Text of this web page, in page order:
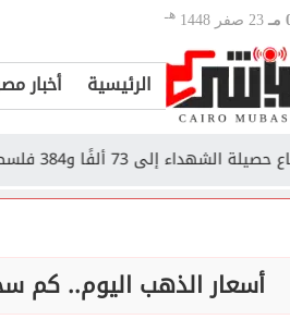
23 صفر 1448 هـ
الرئيسية أخبار
و384 فلسطينيًا
أسعار الذهب اليوم.. كم سجل عيار